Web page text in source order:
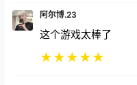
这个游戏太棒了
★ ★★★★